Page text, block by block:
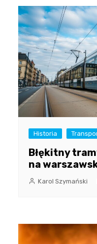
Historia
Błękitny
na
Karol Szymański